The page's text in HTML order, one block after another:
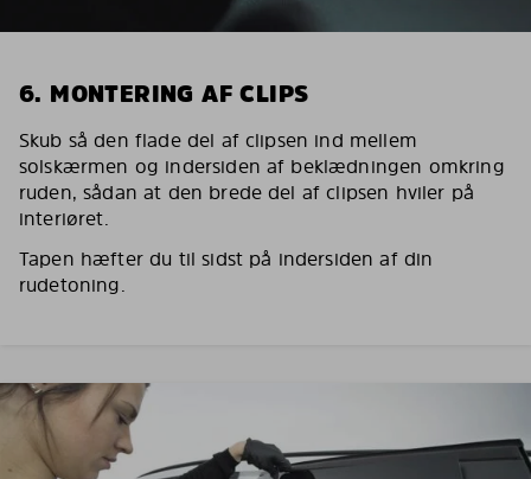
6. MONTERING AF CLIPS
Skub så den flade del af clipsen ind mellem
solskærmen og indersiden af beklædningen omkring
ruden, sådan at den brede del af clipsen hviler på
interiøret.
Tapen hæfter du til sidst på indersiden af din
rudetoning.